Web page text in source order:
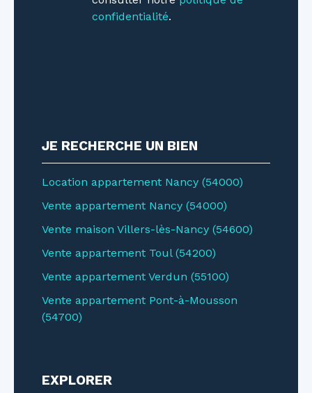
confidentialité.
JE RECHERCHE UN BIEN
Location appartement Nancy (54000)
Vente appartement Nancy (54000)
Vente maison Villers-lès-Nancy (54600)
Vente appartement Toul (54200)
Vente appartement Verdun (55100)
Vente appartement Pont-à-Mousson
(54700)
EXPLORER